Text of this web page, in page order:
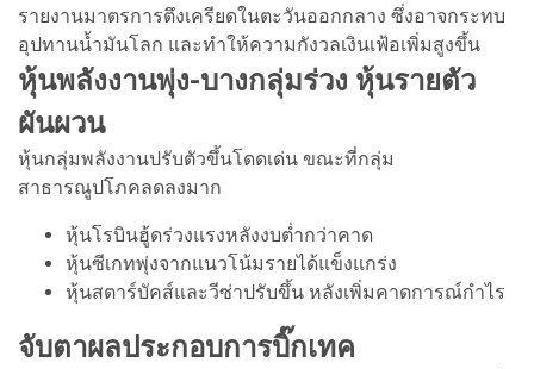
รายงานมาตรการตึงเครียดในตะวันออกกลาง ซึ่งอาจกระทบ
อุปทานน้ำมันโลก และทำให้ความกังวลเงินเฟ้อเพิ่มสูงขึ้น
หุ้นพลังงานพุ่ง-บางกลุ่มร่วง หุ้นรายตัว
ผันผวน
หุ้นกลุ่มพลังงานปรับตัวขึ้นโดดเด่น ขณะที่กลุ่ม
สาธารณูปโภคลดลงมาก
หุ้นโรบินฮู้ดร่วงแรงหลังงบต่ำกว่าคาด
หุ้นซีเกทพุ่งจากแนวโน้มรายได้แข็งแกร่ง
หุ้นสตาร์บัคส์และวีซ่าปรับขึ้น หลังเพิ่มคาดการณ์กำไร
จับตาผลประกอบการบิ๊กเทค